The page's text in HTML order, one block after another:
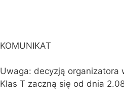
KOMUNIKAT
Uwaga: decyzją organizatora
Klas T zaczną się od dnia